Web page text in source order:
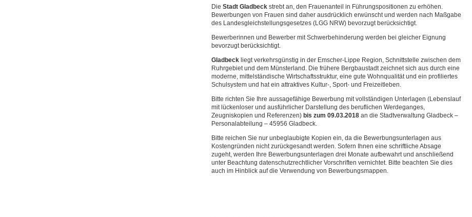
Die Stadt Gladbeck strebt an, den Frauenanteil in Führungspositionen zu erhöhen.
Bewerbungen von Frauen sind daher ausdrücklich erwünscht und werden nach Maßgabe
des Landesgleichstellungsgesetzes (LGG NRW) bevorzugt berücksichtigt.
Bewerberinnen und Bewerber mit Schwerbehinderung werden bei gleicher Eignung
bevorzugt berücksichtigt.
Gladbeck liegt verkehrsgünstig in der Emscher-Lippe Region, Schnittstelle zwischen dem
Ruhrgebiet und dem Münsterland. Die frühere Bergbaustadt zeichnet sich aus durch eine
moderne, mittelständische Wirtschaftsstruktur, eine gute Wohnqualität und ein profiliertes
Schulsystem und hat ein attraktives Kultur-, Sport- und Freizeitleben.
Bitte richten Sie Ihre aussagefähige Bewerbung mit vollständigen Unterlagen (Lebenslauf
mit lückenloser und ausführlicher Darstellung des beruflichen Werdeganges,
Zeugniskopien und Referenzen) bis zum 09.03.2018 an die Stadtverwaltung Gladbeck –
Personalabteilung – 45956 Gladbeck.
Bitte reichen Sie nur unbeglaubigte Kopien ein, da die Bewerbungsunterlagen aus
Kostengründen nicht zurückgesandt werden. Sofern Ihnen eine schriftliche Absage
zugeht, werden Ihre Bewerbungsunterlagen drei Monate aufbewahrt und anschließend
unter Beachtung datenschutzrechtlicher Vorschriften vernichtet. Bitte beachten Sie dies
auch im Hinblick auf die Verwendung von Bewerbungsmappen.